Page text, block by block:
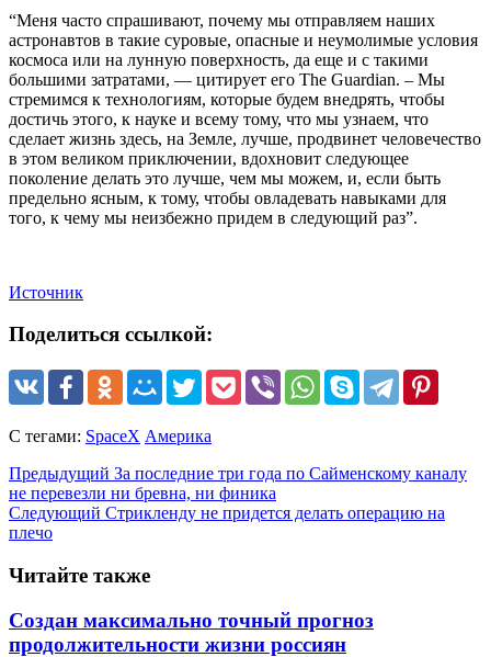
“Меня часто спрашивают, почему мы отправляем наших
астронавтов в такие суровые, опасные и неумолимые условия
космоса или на лунную поверхность, да еще и с такими
большими затратами, — цитирует его The Guardian. – Мы
стремимся к технологиям, которые будем внедрять, чтобы
достичь этого, к науке и всему тому, что мы узнаем, что
сделает жизнь здесь, на Земле, лучше, продвинет человечество
в этом великом приключении, вдохновит следующее
поколение делать это лучше, чем мы можем, и, если быть
предельно ясным, к тому, чтобы овладевать навыками для
того, к чему мы неизбежно придем в следующий раз”.
Источник
Поделиться ссылкой:
С тегами: SpaceX Америка
Предыдущий За последние три года по Сайменскому каналу
не перевезли ни бревна, ни финика
Следующий Стрикленду не придется делать операцию на
плечо
Читайте также
Создан максимально точный прогноз
продолжительности жизни россиян